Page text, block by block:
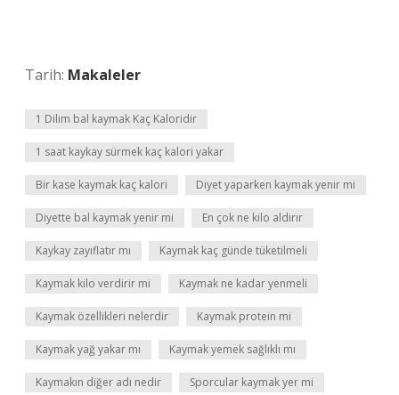
Tarih: Makaleler
1 Dilim bal kaymak Kaç Kaloridir
1 saat kaykay sürmek kaç kalori yakar
Bir kase kaymak kaç kalori Diyet yaparken kaymak yenir mi
Diyette bal kaymak yenir mi En çok ne kilo aldırır
Kaykay zayıflatır mı Kaymak kaç günde tüketilmeli
Kaymak kilo verdirir mi Kaymak ne kadar yenmeli
Kaymak özellikleri nelerdir Kaymak protein mi
Kaymak yağ yakar mı Kaymak yemek sağlıklı mı
Kaymakın diğer adı nedir Sporcular kaymak yer mi